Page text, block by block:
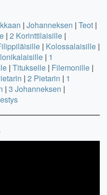
| Johanneksen | Teot |
| 2 Korinttilaisille |
| Kolossalaisille |
| 1
| Titukselle | Filemonille |
| 2 Pietarin | 1
| 3 Johanneksen |